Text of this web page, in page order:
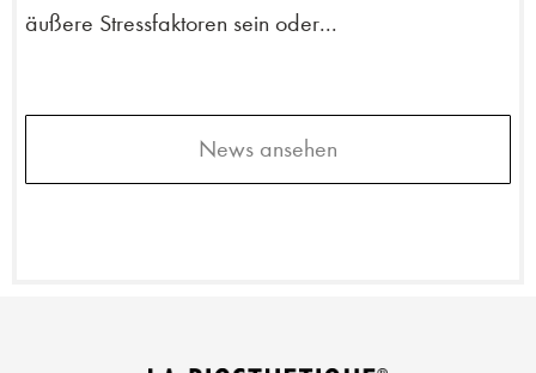
äußere Stressfaktoren sein oder...
News ansehen